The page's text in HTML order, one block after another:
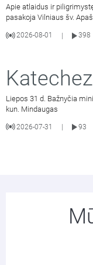
Apie atlaidus ir
pasakoja Vilniaus šv.
2026-08-01
398
Liepos 31 d. Bažnyčia
kun. Mindaugas
2026-07-31 93